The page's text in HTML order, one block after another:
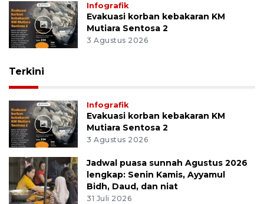
Infografik
Evakuasi korban kebakaran KM
Mutiara Sentosa 2
3 Agustus 2026
Terkini
Infografik
Evakuasi korban kebakaran KM
Mutiara Sentosa 2
3 Agustus 2026
Jadwal puasa sunnah Agustus 2026
lengkap: Senin Kamis, Ayyamul
Bidh, Daud, dan niat
31 Juli 2026